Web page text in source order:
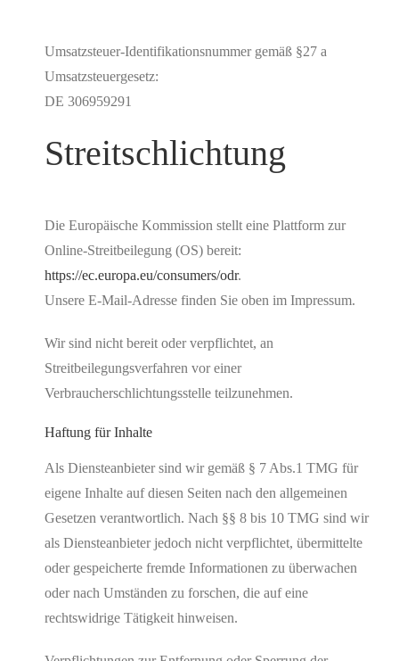
Umsatzsteuer-Identifikationsnummer gemäß §27 a
Umsatzsteuergesetz:
DE 306959291
Streitschlichtung
Die Europäische Kommission stellt eine Plattform zur
Online-Streitbeilegung (OS) bereit:
https://ec.europa.eu/consumers/odr.
Unsere E-Mail-Adresse finden Sie oben im Impressum.
Wir sind nicht bereit oder verpflichtet, an
Streitbeilegungsverfahren vor einer
Verbraucherschlichtungsstelle teilzunehmen.
Haftung für Inhalte
Als Diensteanbieter sind wir gemäß § 7 Abs.1 TMG für
eigene Inhalte auf diesen Seiten nach den allgemeinen
Gesetzen verantwortlich. Nach §§ 8 bis 10 TMG sind wir
als Diensteanbieter jedoch nicht verpflichtet, übermittelte
oder gespeicherte fremde Informationen zu überwachen
oder nach Umständen zu forschen, die auf eine
rechtswidrige Tätigkeit hinweisen.